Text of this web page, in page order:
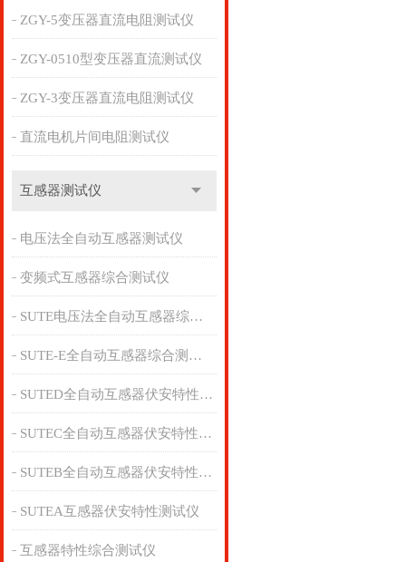
ZGY-5变压器直流电阻测试仪
ZGY-0510型变压器直流测试仪
ZGY-3变压器直流电阻测试仪
直流电机片间电阻测试仪
互感器测试仪
电压法全自动互感器测试仪
变频式互感器综合测试仪
SUTE电压法全自动互感器综合测试仪
SUTE-E全自动互感器综合测试仪
SUTED全自动互感器伏安特性测试仪
SUTEC全自动互感器伏安特性测试仪
SUTEB全自动互感器伏安特性测试仪
SUTEA互感器伏安特性测试仪
互感器特性综合测试仪